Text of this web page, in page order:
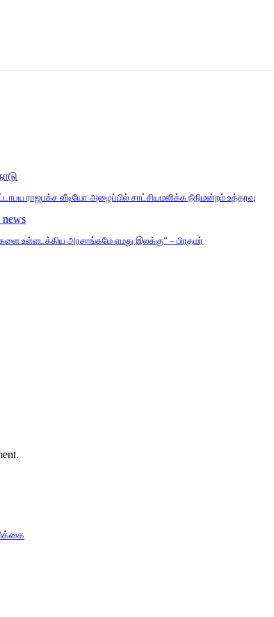
ராஜபக்ச வீடியோ அழைப்பில் சாட்சியமளிக்க நீதிமன்றம் உத்தரவு
news
உள்ளடக்கிய அரசாங்கமே எமது இலக்கு” – பிரதமர்